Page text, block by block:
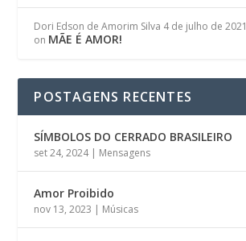
Dori Edson de Amorim Silva 4 de julho de 2021
on MÃE É AMOR!
POSTAGENS RECENTES
SÍMBOLOS DO CERRADO BRASILEIRO
set 24, 2024| Mensagens
Amor Proibido
nov 13, 2023 | Músicas